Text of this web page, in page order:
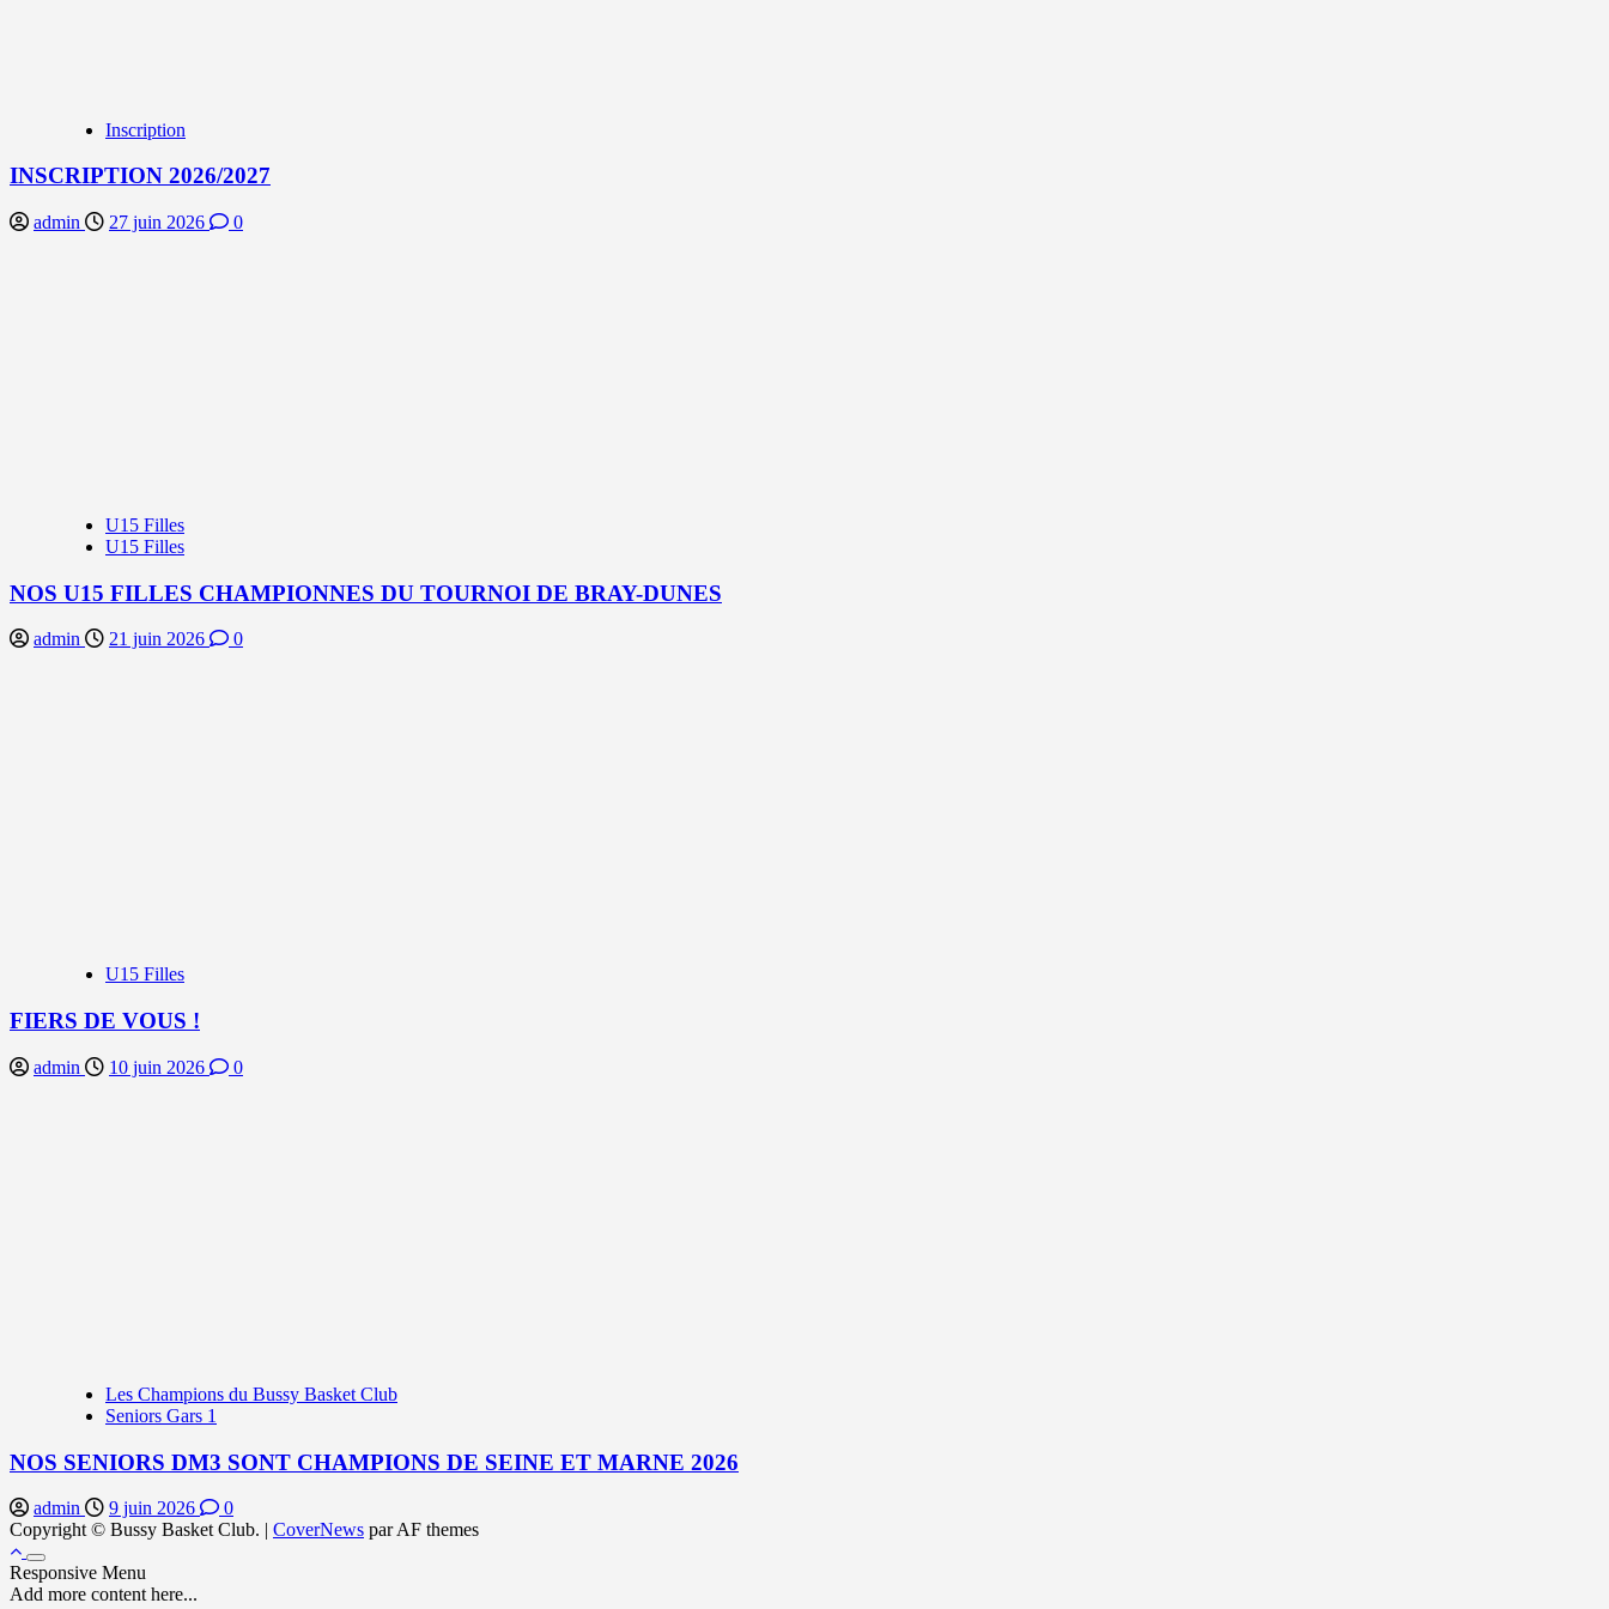
Inscription
INSCRIPTION 2026/2027
admin 27 juin 2026 0
U15 Filles
U15 Filles
NOS U15 FILLES CHAMPIONNES DU TOURNOI DE BRAY-DUNES
admin 21 juin 2026 0
U15 Filles
FIERS DE VOUS !
admin 10 juin 2026 0
Les Champions du Bussy Basket Club
Seniors Gars 1
NOS SENIORS DM3 SONT CHAMPIONS DE SEINE ET MARNE 2026
admin 9 juin 2026
0
Copyright © Bussy Basket Club. | CoverNews par AF themes
Responsive Menu
Add more content here...